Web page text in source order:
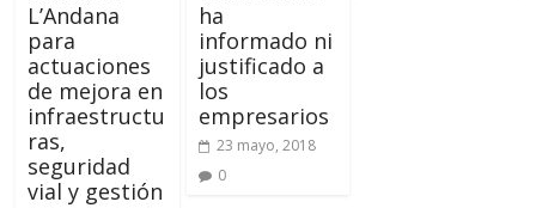
L’Andana
para
actuaciones
de mejora en
infraestructu
ras,
seguridad
vial y gestión
ha
informado ni
justificado a
los
empresarios
23 mayo, 2018
0